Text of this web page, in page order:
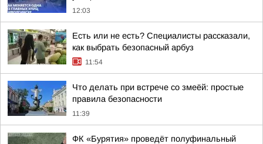
12:03
Есть или не есть? Специалисты рассказали,
как выбрать безопасный арбуз
11:54
Что делать при встрече со змеёй: простые
правила безопасности
11:39
ФК «Бурятия» проведёт полуфинальный